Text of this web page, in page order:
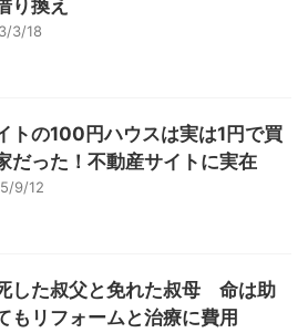
り換え
3/18
トの100円ハウスは実は1円で買
だった！不動産サイトに実在
9/12
した叔父と免れた叔母 命は助
もリフォームと治療に費用